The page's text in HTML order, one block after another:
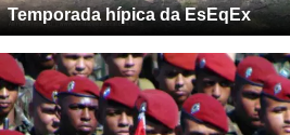
Temporada hípica da EsEqEx